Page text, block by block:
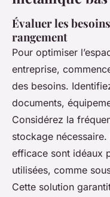
Évaluer les
rangement
Pour optimiser
entreprise,
des besoins.
documents,
Considérez la
stockage
efficace sont idéaux
utilisées, comme
Cette solution